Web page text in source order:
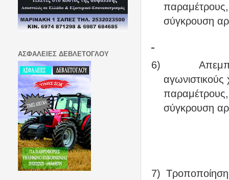
σύγκρουση
6)
σύγκρουση
7)
ΑΣΦΑΛΕΙΕΣ ΔΕΒΛΕΤΟΓΛΟΥ